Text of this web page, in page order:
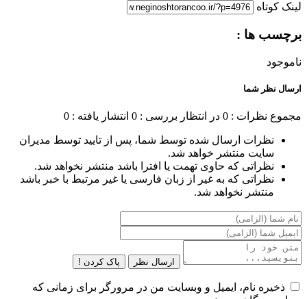
لینک کوتاه
برچسب ها :
ناموجود
ارسال نظر شما
مجموع نظرات : 0 در انتظار بررسی : 0 انتشار یافته : 0
نظرات ارسال شده توسط شما، پس از تایید توسط مدیران
سایت منتشر خواهد شد.
نظراتی که حاوی تهمت یا افترا باشد منتشر نخواهد شد.
نظراتی که به غیر از زبان فارسی یا غیر مرتبط با خبر باشد
منتشر نخواهد شد.
ارسال نظر پاک کردن !
ذخیره نام، ایمیل و وبسایت من در مرورگر برای زمانی که